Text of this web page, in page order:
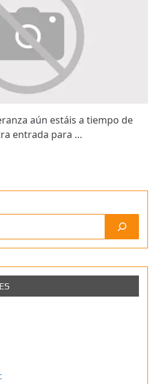
aún estáis a tiempo de
entrada para …